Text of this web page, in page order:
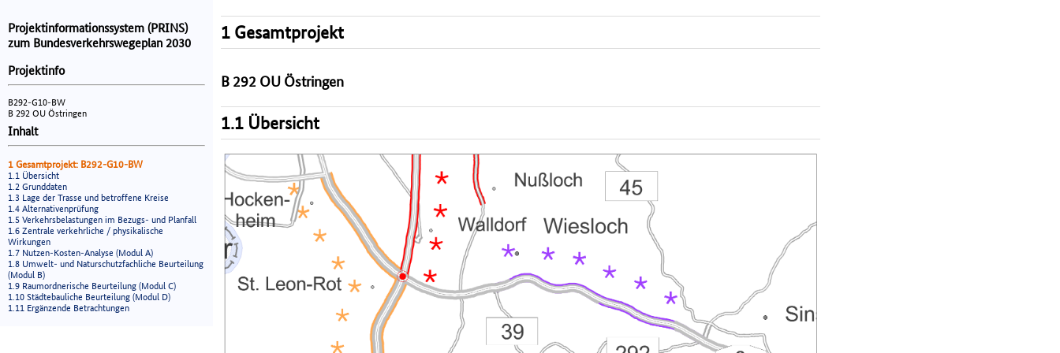
Projektinformationssystem (PRINS)
zum Bundesverkehrswegeplan 2030
Projektinfo
B292-G10-BW
B 292 OU Östringen
Inhalt
1 Gesamtprojekt: B292-G10-BW
1.1 Übersicht
1.2 Grunddaten
1.3 Lage der Trasse und betroffene Kreise
1.4 Alternativenprüfung
1.5 Verkehrsbelastungen im Bezugs- und Planfall
1.6 Zentrale verkehrliche / physikalische
Wirkungen
1.7 Nutzen-Kosten-Analyse (Modul A)
1.8 Umwelt- und Naturschutzfachliche Beurteilung
(Modul B)
1.9 Raumordnerische Beurteilung (Modul C)
1.10 Städtebauliche Beurteilung (Modul D)
1.11 Ergänzende Betrachtungen
1 Gesamtprojekt
B 292 OU Östringen
1.1 Übersicht